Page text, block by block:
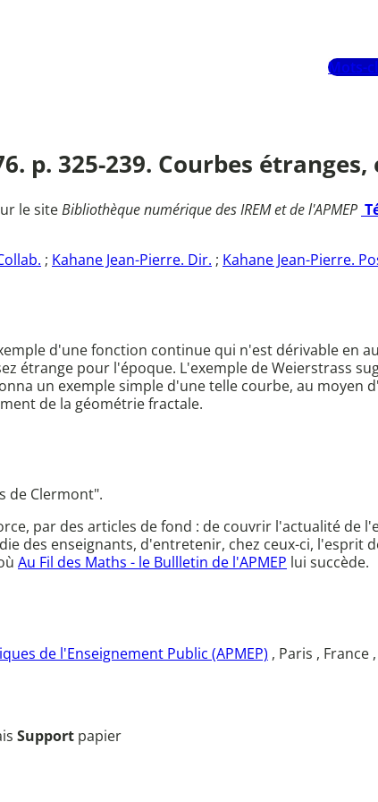
Mots-
p. 325-239. Courbes
le siteBibliothèque numérique des IREM et de l'APMEP
; Kahane Jean-Pierre. Dir. ; Kahane Jean-Pierre.
d'une fonction continue qui n'est dérivable en
étrange pour l'époque. L'exemple de Weierstrass
un exemple simple d'une telle courbe, au
de la géométrie fractale.
de Clermont".
par des articles de fond : de couvrir l'actualité de
des enseignants, d'entretenir, chez ceux-ci, l'esprit
Au Fil des Maths - le Bullletin de l'APMEP lui succède.
de l'Enseignement Public (APMEP) , Paris , France
Support papier